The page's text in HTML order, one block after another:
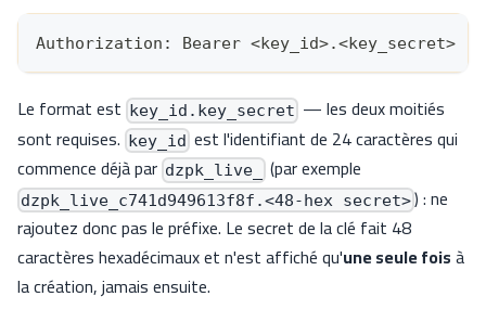
Authorization: Bearer <key_id>.<key_secret>
Le format est key_id.key_secret — les deux moitiés
sont requises. key_id est l'identifiant de 24 caractères qui
commence déjà par dzpk_live_ (par exemple
dzpk_live_c741d949613f8f.<48-hex secret>) : ne
rajoutez donc pas le préfixe. Le secret de la clé fait 48
caractères hexadécimaux et n'est affiché qu'une seule foisà
la création, jamais ensuite.